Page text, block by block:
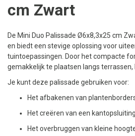
cm Zwart
De Mini Duo Palissade Ø6x8,3x25 cm
en biedt een stevige oplossing voor
tuintoepassingen. Door het compacte
gemakkelijk te plaatsen langs terrassen,
Je kunt deze palissade gebruiken voor:
Het afbakenen van
Het creëren van een kantopsluiting
Het overbruggen van kleine